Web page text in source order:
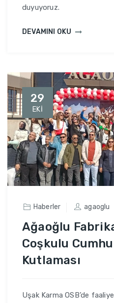
duyuyoruz.
DEVAMINI OKU
29
EKI
Haberler agaoglu
Ağaoğlu
Coşkulu
Kutlaması
Uşak Karma OSB’de